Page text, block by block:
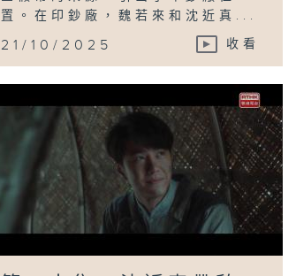
置。在印鈔廠，魏若來和沈近真...
21/10/2025 收看